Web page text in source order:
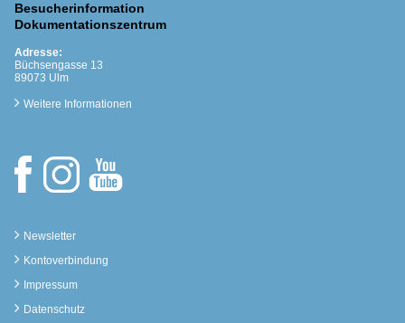
Besucherinformation
Dokumentationszentrum
Adresse:
Büchsengasse 13
89073 Ulm
Weitere Informationen
Newsletter
Kontoverbindung
Impressum
Datenschutz